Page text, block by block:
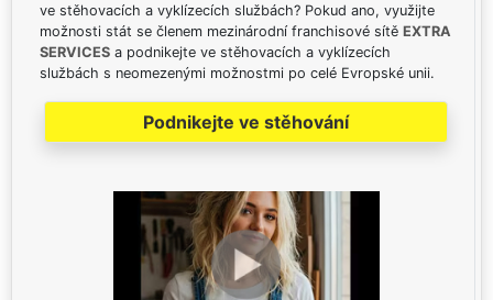
ve stěhovacích a vyklízecích službách? Pokud ano, využijte
možnosti stát se členem mezinárodní franchisové sítě EXTRA
SERVICES a podnikejte ve stěhovacích a vyklízecích
službách s neomezenými možnostmi po celé Evropské unii.
Podnikejte ve stěhování